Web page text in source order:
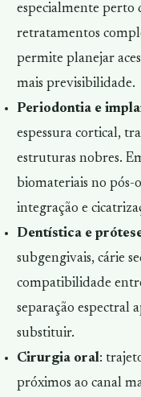
especialmente perto
retratamentos
permite planejar
mais previsibilidade.
Periodontia e
espessura cortical,
estruturas nobres.
biomateriais no pós-
integração e
Dentística e
subgengivais, cárie
compatibilidade
separação espectral
substituir.
Cirurgia oral:
próximos ao canal